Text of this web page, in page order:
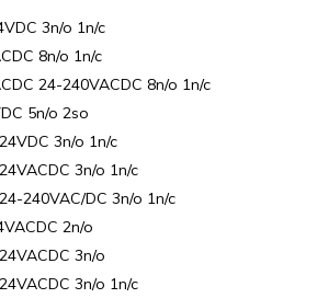
3n/o 1n/c
8n/o 1n/c
24-240VACDC 8n/o 1n/c
5n/o 2so
3n/o 1n/c
3n/o 1n/c
240VAC/DC 3n/o 1n/c
2n/o
3n/o
3n/o 1n/c